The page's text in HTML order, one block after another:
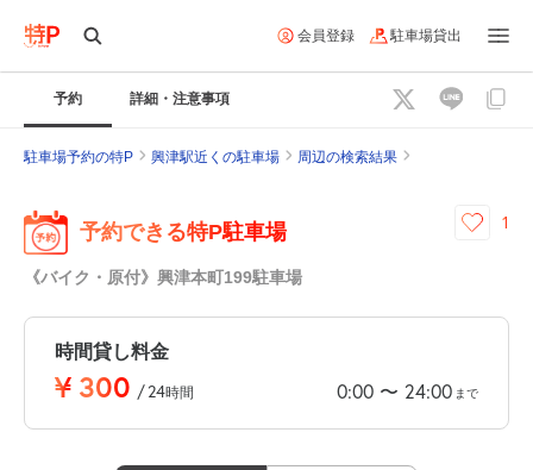
会員登録 駐車場貸出
予約 詳細・注意事項
駐車場予約の特P 興津駅近くの駐車場 周辺の検索結果
予約できる特P駐車場
《バイク・原付》興津本町199駐車場
1
時間貸し料金
¥ 300 /24時間 0:00 〜 24:00 まで